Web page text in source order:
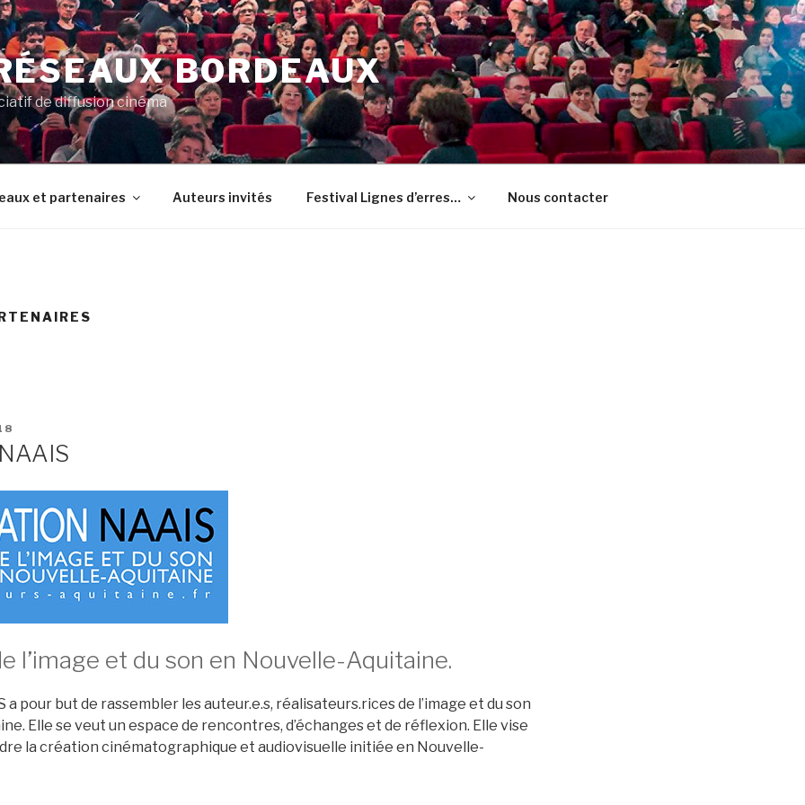
BORDEAUX
de diffusion cinéma
et partenaires Auteurs invités Festival Lignes d’erres… Nous contacter
l’image et du son en Nouvelle-Aquitaine.
a pour but de rassembler les auteur.e.s, réalisateurs.rices de l’image et du son
Elle se veut un espace de rencontres, d’échanges et de réflexion. Elle vise
la création cinématographique et audiovisuelle initiée en Nouvelle-